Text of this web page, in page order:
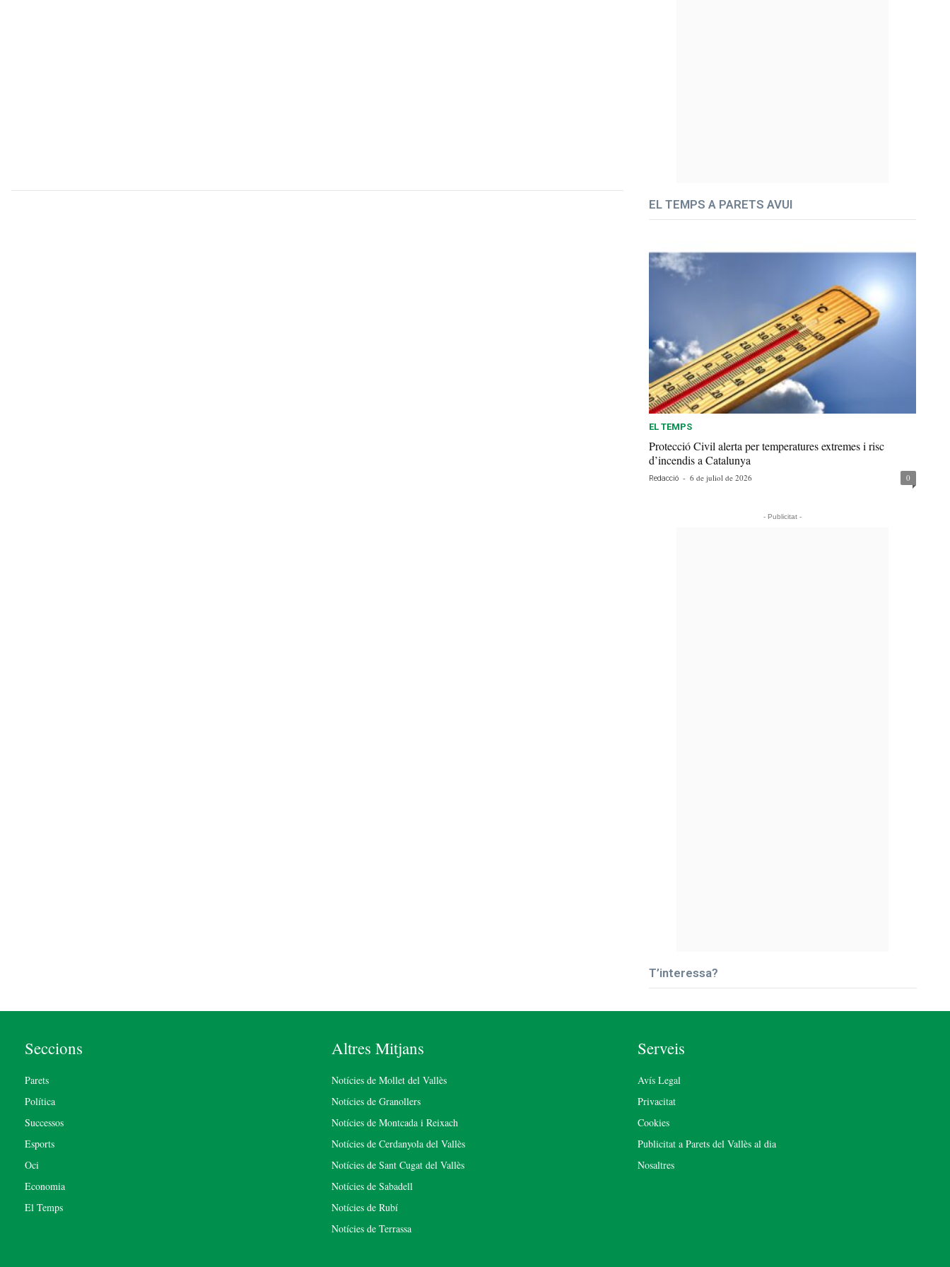
EL TEMPS A PARETS AVUI
EL TEMPS
Protecció Civil alerta per temperatures extremes i risc
d’incendis a Catalunya
Redacció - 6 de juliol de 2026 0
- Publicitat -
T’interessa?
Seccions
Parets
Política
Successos
Esports
Oci
Economia
El Temps
Altres Mitjans
Notícies de Mollet del Vallès
Notícies de Granollers
Notícies de Montcada i Reixach
Notícies de Cerdanyola del Vallès
Notícies de Sant Cugat del Vallès
Notícies de Sabadell
Notícies de Rubí
Notícies de Terrassa
Serveis
Avís Legal
Privacitat
Cookies
Publicitat a Parets del Vallès al dia
Nosaltres